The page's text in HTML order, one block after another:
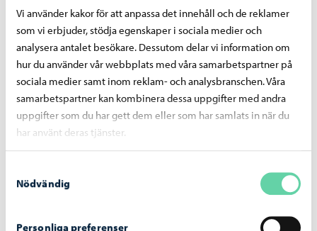
Vi använder kakor för att anpassa det innehåll och de reklamer
som vi erbjuder, stödja egenskaper i sociala medier och
analysera antalet besökare. Dessutom delar vi information om
hur du använder vår webbplats med våra samarbetspartner på
sociala medier samt inom reklam- och analysbranschen. Våra
samarbetspartner kan kombinera dessa uppgifter med andra
uppgifter som du har gett dem eller som har samlats in när du
har använt deras tjänster.
Nödvändig
Personliga preferenser
käytännön toteutettavuuden ja pitkän aikavälin
kehittämismahdollisuudet. Se palvelee hyvin
porvoolaisten lisäksi myös Porvoon ulkopuolelta
saapuvaa käyttäjäkuntaa ja lisää siten Porvoon
elinvoimaa, tarjoaa ydinkeskustaa paremmat edellytykset
liityntäliikenteen järjestämiseen ja mahdollistaa
asemaympäristön hallitun vaiheittaisen rakentamisen.”
Ordföranden konstaterade att man skulle rösta mellan